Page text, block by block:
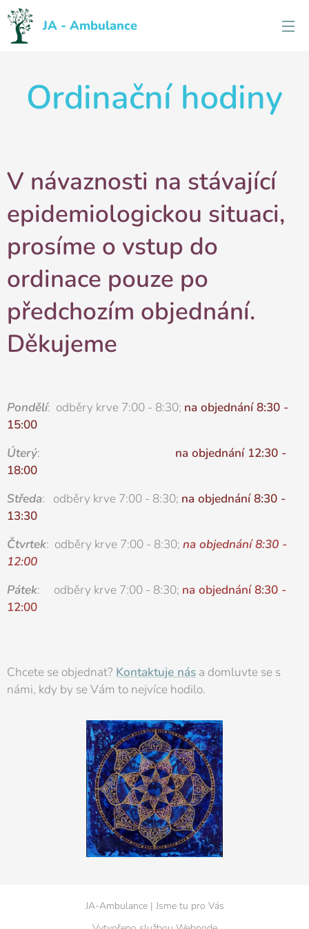
JA - Ambulance
Ordinační hodiny
V návaznosti na stávající
epidemiologickou situaci,
prosíme o vstup do
ordinace pouze po
předchozím objednání.
Děkujeme
Pondělí: odběry krve 7:00 - 8:30; na objednání 8:30 -
15:00
Úterý:
na objednání 12:30 -
18:00
Středa: odběry krve 7:00 - 8:30; na objednání 8:30 -
13:30
Čtvrtek: odběry krve 7:00 - 8:30; na objednání 8:30 -
12:00
Pátek: odběry krve 7:00 - 8:30; na objednání 8:30 -
12:00
Chcete se objednat? Kontaktuje nás a domluvte se s
námi, kdy by se Vám to nejvíce hodilo.
JA-Ambulance | Jsme tu pro Vás